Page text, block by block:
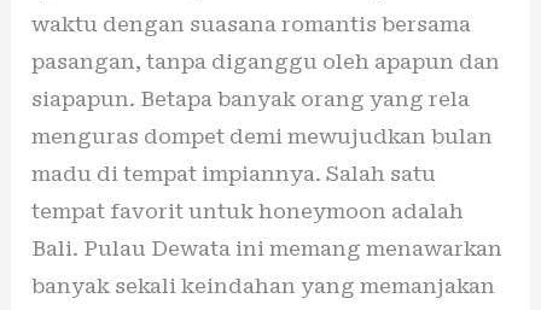
waktu dengan suasana romantis bersama
pasangan, tanpa diganggu oleh apapun dan
siapapun. Betapa banyak orang yang rela
menguras dompet demi mewujudkan bulan
madu di tempat impiannya. Salah satu
tempat favorit untuk honeymoon adalah
Bali. Pulau Dewata ini memang menawarkan
banyak sekali keindahan yang memanjakan